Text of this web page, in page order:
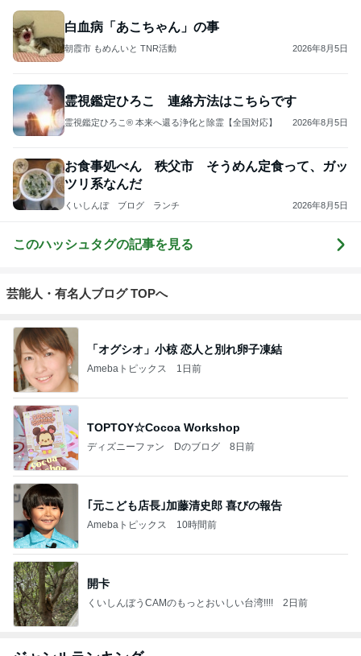
白血病「あこちゃん」の事
朝霞市 もめんいと TNR活動 2026年8月5日
霊視鑑定ひろこ 連絡方法はこちらです
霊視鑑定ひろこ® 本来へ還る浄化と除霊【全国対応】 2026年8月5日
お食事処べん 秩父市 そうめん定食って、ガッ
ツリ系なんだ
くいしんぼ ブログ ランチ 2026年8月5日
このハッシュタグの記事を見る
芸能人・有名人ブログ TOPへ
「オグシオ」小椋 恋人と別れ卵子凍結
Amebaトピックス 1日前
TOPTOY☆Cocoa Workshop
ディズニーファン Dのブログ 8日前
｢元こども店長｣加藤清史郎 喜びの報告
Amebaトピックス 10時間前
開卡
くいしんぼうCAMのもっとおいしい台湾!!!! 2日前